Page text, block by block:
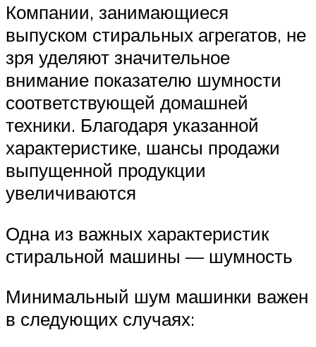
Компании, занимающиеся
выпуском стиральных агрегатов, не
зря уделяют значительное
внимание показателю шумности
соответствующей домашней
техники. Благодаря указанной
характеристике, шансы продажи
выпущенной продукции
увеличиваются
Одна из важных характеристик
стиральной машины — шумность
Минимальный шум машинки важен
в следующих случаях: